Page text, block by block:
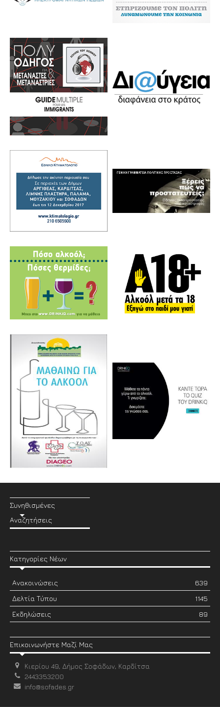
Συνηθισμένες
Αναζητήσεις
Κατηγορίες Νέων
Ανακοινώσεις
639
Δελτία Τύπου
1145
Εκδηλώσεις
89
Επικοινωνήστε Μαζί Μας
Κιερίου 49, Δήμος Σοφάδων, Καρδίτσα
2443353200
info@sofades.gr